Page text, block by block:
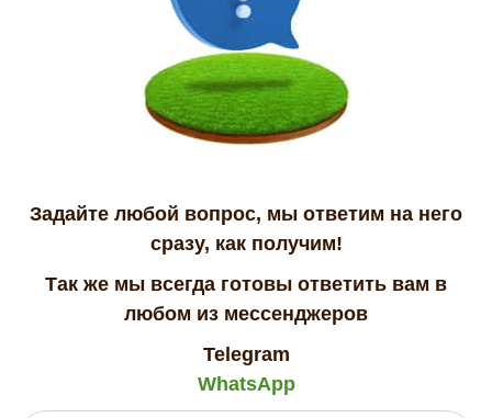
Задайте любой вопрос, мы ответим на него
сразу, как получим!
Так же мы всегда готовы ответить вам в
любом из мессенджеров
Telegram
WhatsApp